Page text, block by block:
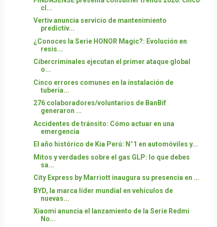
cl...
Vertiv anuncia servicio de mantenimiento
predictiv...
¿Conoces la Serie HONOR Magic?: Evolución en
resis...
Cibercriminales ejecutan el primer ataque global
o...
Cinco errores comunes en la instalación de
tubería...
276 colaboradores/voluntarios de BanBif
generaron ...
Accidentes de tránsito: Cómo actuar en una
emergencia
El año histórico de Kia Perú: N°1 en automóviles y...
Mitos y verdades sobre el gas GLP: lo que debes
sa...
City Express by Marriott inaugura su presencia en ...
BYD, la marca líder mundial en vehículos de
nuevas...
Xiaomi anuncia el lanzamiento de la Serie Redmi
No...